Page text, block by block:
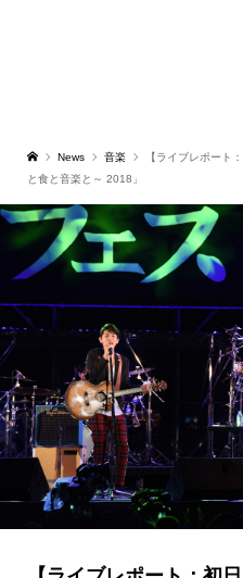
News 音楽
【ライブレポート
と食と音楽と～ 2018」